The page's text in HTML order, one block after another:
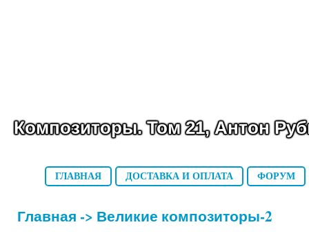
Композиторы. Том 21, Антон
ГЛАВНАЯ ДОСТАВКА И ОПЛАТА ФОРУМ
Главная -> Великие композиторы-2